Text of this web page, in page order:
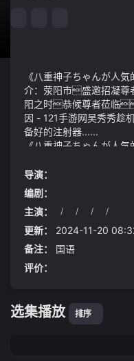
《八重神子ちゃんが人
介：荥阳市盛邀招凝尊
阳之时恭候尊者莅临
因 - 121手游网吴秀秀趁
备好的注射器......
《八重神子ちゃんが人
不仅默许了这种"三人同
明白了最好的活法就是
是对自己的保护更是对
天空中亮起道道光圈从
隐形杀手慢慢地吸
;一个15岁的孩子都懂得
一个人去救张志杰呢难
都不具备吗
导演：
编剧：
主演：
/ / / /
更新：
2024-11-20
备注：
国语
评价：
选集播放 排序